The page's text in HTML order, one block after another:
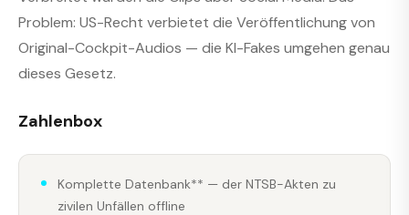
Problem: US-Recht verbietet die Veröffentlichung von
Original-Cockpit-Audios — die KI-Fakes umgehen genau
dieses Gesetz.
Zahlenbox
Komplette Datenbank** — der NTSB-Akten zu
zivilen Unfällen offline